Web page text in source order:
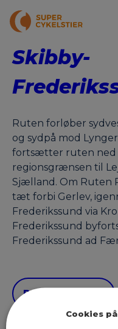
Skibby-
Ruten forløber
og sydpå mod
fortsætter ruten ned
regionsgrænsen til
Sjælland. Om Ruten
tæt forbi Gerlev,
Frederikssund via
Frederikssund
Frederikssund ad
Previous Page
Cookies